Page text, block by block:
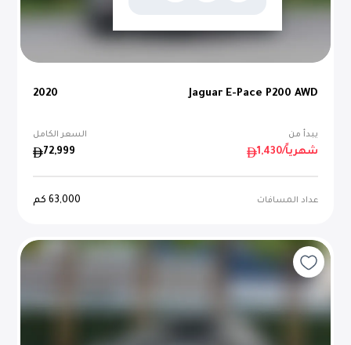
Jaguar E-Pace P200 AWD
2020
يبدأ من السعر الكامل
1,430 /شهرياً 72,999
عداد المسافات 63,000 كم